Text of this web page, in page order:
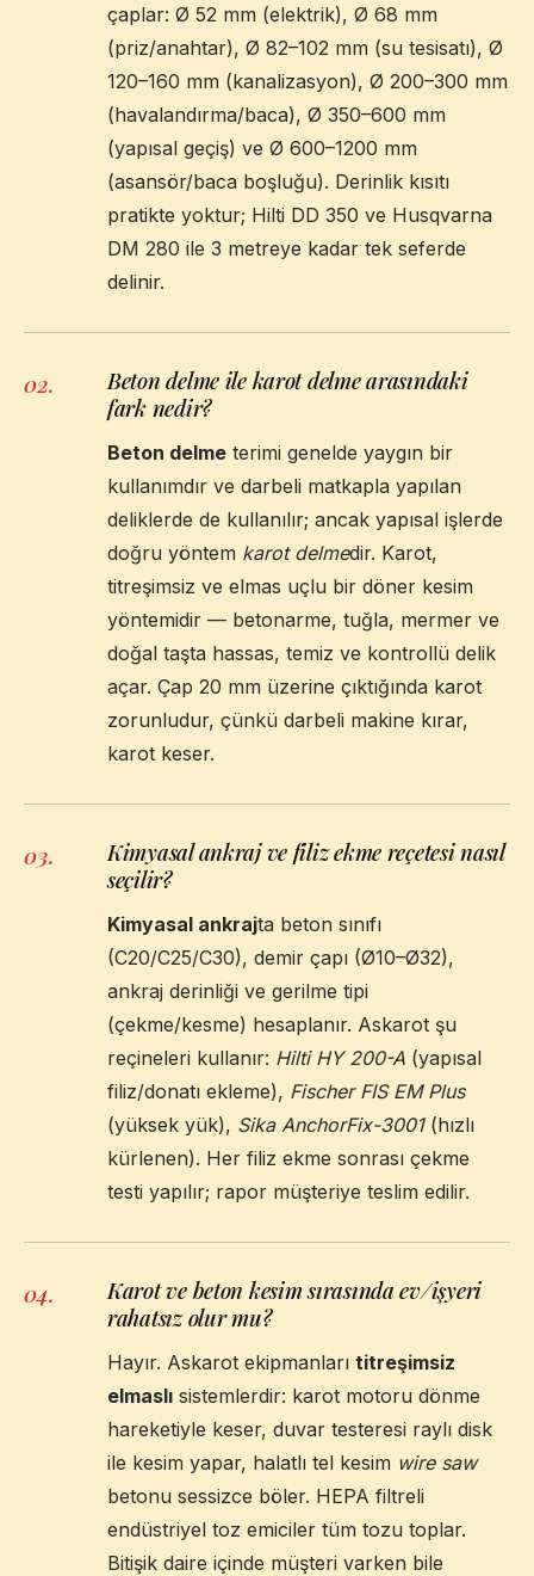
çaplar: Ø 52 mm (elektrik), Ø 68 mm
(priz/anahtar), Ø 82–102 mm (su tesisatı), Ø
120–160 mm (kanalizasyon), Ø 200–300 mm
(havalandırma/baca), Ø 350–600 mm
(yapısal geçiş) ve Ø 600–1200 mm
(asansör/baca boşluğu). Derinlik kısıtı
pratikte yoktur; Hilti DD 350 ve Husqvarna
DM 280 ile 3 metreye kadar tek seferde
delinir.
02.
Beton delme ile karot delme arasındaki
fark nedir?
Beton delme terimi genelde yaygın bir
kullanımdır ve darbeli matkapla yapılan
deliklerde de kullanılır; ancak yapısal işlerde
doğru yöntem karot delmedir. Karot,
titreşimsiz ve elmas uçlu bir döner kesim
yöntemidir — betonarme, tuğla, mermer ve
doğal taşta hassas, temiz ve kontrollü delik
açar. Çap 20 mm üzerine çıktığında karot
zorunludur, çünkü darbeli makine kırar,
karot keser.
03.
Kimyasal ankraj ve filiz ekme reçetesi nasıl
seçilir?
Kimyasal ankrajta beton sınıfı
(C20/C25/C30), demir çapı (Ø10–Ø32),
ankraj derinliği ve gerilme tipi
(çekme/kesme) hesaplanır. Askarot şu
reçineleri kullanır: Hilti HY 200-A (yapısal
filiz/donatı ekleme), Fischer FIS EM Plus
(yüksek yük), Sika AnchorFix-3001(hızlı
kürlenen). Her filiz ekme sonrası çekme
testi yapılır; rapor müşteriye teslim edilir.
04.
Karot ve beton kesim sırasında ev/işyeri
rahatsız olur mu?
Hayır. Askarot ekipmanları titreşimsiz
elmaslı sistemlerdir: karot motoru dönme
hareketiyle keser, duvar testeresi raylı disk
ile kesim yapar, halatlı tel kesim wire saw
betonu sessizce böler. HEPA filtreli
endüstriyel toz emiciler tüm tozu toplar.
Bitişik daire içinde müşteri varken bile